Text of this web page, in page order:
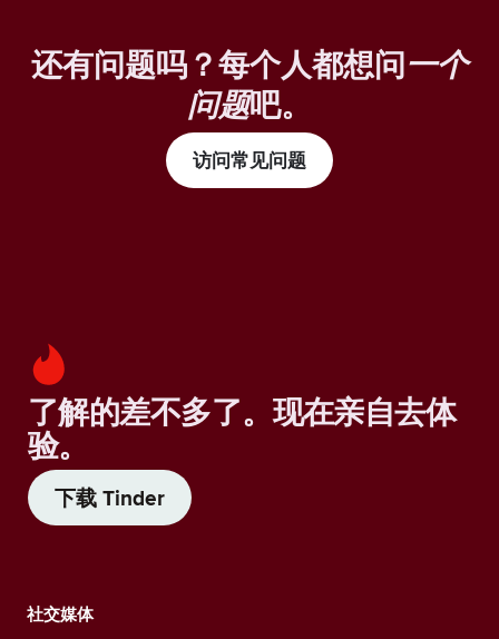
还有问题吗？每个人都想问一个
问题吧。
访问常见问题
了解的差不多了。现在亲自去体
验。
下载 Tinder
社交媒体